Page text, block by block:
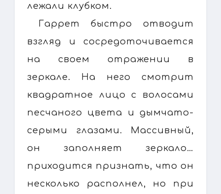
лежали клубком.
Гаррет быстро отводит
взгляд и сосредоточивается
на своем отражении в
зеркале. На него смотрит
квадратное лицо с волосами
песчаного цвета и дымчато-
серыми глазами. Массивный,
он заполняет зеркало…
приходится признать, что он
несколько располнел, но при